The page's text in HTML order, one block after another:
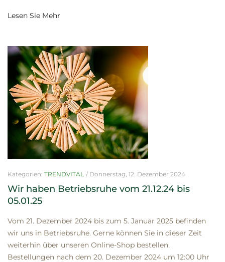
Lesen Sie Mehr
Kategorien: TRENDVITAL / Donnerstag, 12. Dezember 2024
Wir haben Betriebsruhe vom 21.12.24 bis
05.01.25
Vom 21. Dezember 2024 bis zum 5. Januar 2025 befinden
wir uns in Betriebsruhe. Gerne können Sie in dieser Zeit
weiterhin über unseren Online-Shop bestellen.
Bestellungen nach dem 20. Dezember 2024 um 12:00 Uhr